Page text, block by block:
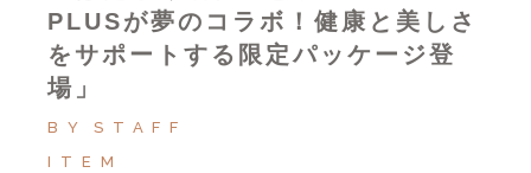
PLUSが夢のコラボ！健康と美しさ
をサポートする限定パッケージ登
場」
BY
STAFF
ITEM